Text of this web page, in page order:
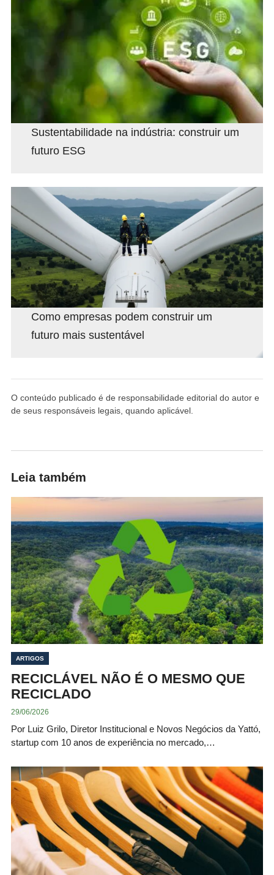
Sustentabilidade na indústria: construir um
futuro ESG
Como empresas podem construir um
futuro mais sustentável
O conteúdo publicado é de responsabilidade editorial do autor e
de seus responsáveis legais, quando aplicável.
Leia também
ARTIGOS
RECICLÁVEL NÃO É O MESMO QUE
RECICLADO
29/06/2026
Por Luiz Grilo, Diretor Institucional e Novos Negócios da Yattó,
startup com 10 anos de experiência no mercado,…